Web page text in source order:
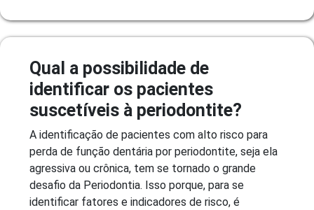
Qual a possibilidade de
identificar os pacientes
suscetíveis à periodontite?
A identificação de pacientes com alto risco para
perda de função dentária por periodontite, seja ela
agressiva ou crônica, tem se tornado o grande
desafio da Periodontia. Isso porque, para se
identificar fatores e indicadores de risco, é